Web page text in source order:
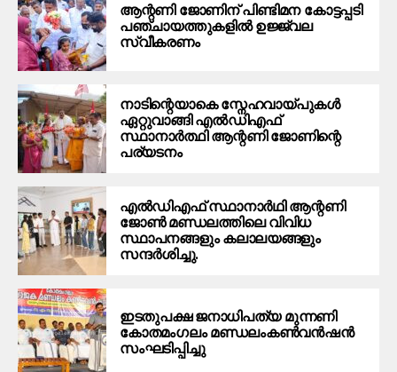
ആന്റണി ജോണിന് പിണ്ടിമന കോട്ടപ്പടി
പഞ്ചായത്തുകളിൽ ഉജ്ജ്വല
സ്വീകരണം
നാടിന്റെയാകെ സ്നേഹവായ്പുകൾ
ഏറ്റുവാങ്ങി എൽഡിഎഫ്
സ്ഥാനാർത്ഥി ആന്റണി ജോണിന്റെ
പര്യടനം
എൽഡിഎഫ് സ്ഥാനാർഥി ആന്റണി
ജോൺ മണ്ഡലത്തിലെ വിവിധ
സ്ഥാപനങ്ങളും കലാലയങ്ങളും
സന്ദർശിച്ചു.
ഇടതുപക്ഷ ജനാധിപത്യ മുന്നണി
കോതമംഗലം മണ്ഡലംകൺവൻഷൻ
സംഘടിപ്പിച്ചു